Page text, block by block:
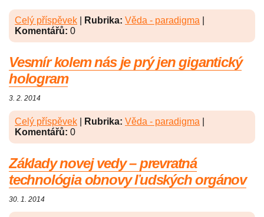
Celý příspěvek Rubrika: Věda - paradigma
Komentářů: 0
Vesmír kolem nás je prý jen gigantický
hologram
3. 2. 2014
Celý příspěvek Rubrika: Věda - paradigma
Komentářů: 0
Základy novej vedy – prevratná
technológia obnovy ľudských orgánov
30. 1. 2014